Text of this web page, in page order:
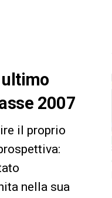
ultimo
2007
il proprio
nella sua